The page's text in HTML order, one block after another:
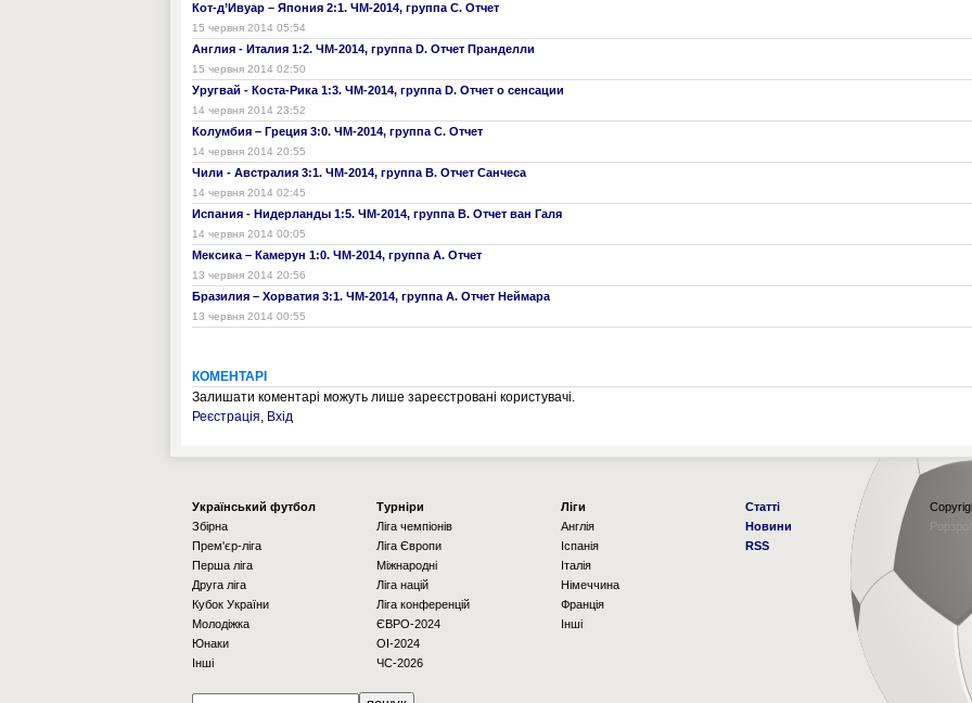
Кот-д’Ивуар – Япония 2:1. ЧМ-2014, группа С. Отчет
15 червня 2014 05:54
Англия - Италия 1:2. ЧМ-2014, группа D. Отчет Пранделли
15 червня 2014 02:50
Уругвай - Коста-Рика 1:3. ЧМ-2014, группа D. Отчет о сенсации
14 червня 2014 23:52
Колумбия – Греция 3:0. ЧМ-2014, группа С. Отчет
14 червня 2014 20:55
Чили - Австралия 3:1. ЧМ-2014, группа B. Отчет Санчеса
14 червня 2014 02:45
Испания - Нидерланды 1:5. ЧМ-2014, группа B. Отчет ван Галя
14 червня 2014 00:05
Мексика – Камерун 1:0. ЧМ-2014, группа А. Отчет
13 червня 2014 20:56
Бразилия – Хорватия 3:1. ЧМ-2014, группа А. Отчет Неймара
13 червня 2014 00:55
КОМЕНТАРІ
Залишати коментарі можуть лише зареєстровані користувачі.
Реєстрація, Вхід
Українcький футбол
Збірна
Прем'єр-ліга
Перша ліга
Друга ліга
Кубок України
Молодіжка
Юнаки
Інші
Турніри
Ліга чемпіонів
Ліга Європи
Міжнародні
Ліга націй
Ліга конференцій
ЄВРО-2024
OI-2024
ЧС-2026
Ліги
Англія
Іспанія
Італія
Німеччина
Франція
Інші
Статті
Новини
RSS